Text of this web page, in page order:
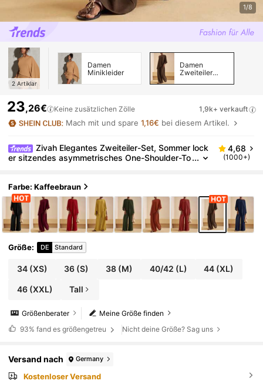
1/8
2 Artiklar
Damen
Minikleider
Damen
Zweiteiler
23,26€ Keine zusätzlichen Zölle 1,9k+ verkauft
Mach mit und spare1,16€ bei diesem Artikel.
Zivah Elegantes Zweiteiler-Set, Sommer lock
er sitzendes asymmetrisches One-Shoulder-To
4,68
(1000+)
Farbe: Kaffeebraun
Größe: DE Standard
34(XS) 36 (S) 38(M) 40/42 (L) 44 (XL)
46(XXL) Tall
Meine Größe finden
Größenberater
93% fand es größengetreu Nicht deine Größe? Sag uns
Versand nach Germany
Kostenloser Versand